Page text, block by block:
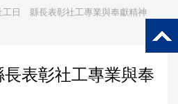
工日 縣長表彰社工專業與奉獻精神
表彰社工專業與奉